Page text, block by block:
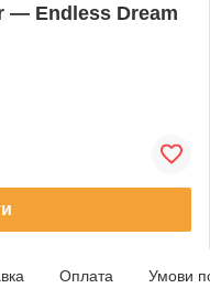
— Endless Dream
Оплата Умови